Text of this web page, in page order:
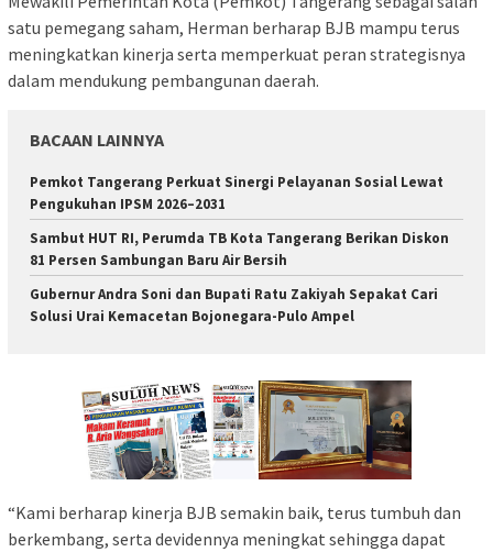
satu pemegang saham, Herman berharap BJB mampu terus
meningkatkan kinerja serta memperkuat peran strategisnya
dalam mendukung pembangunan daerah.
BACAAN LAINNYA
Pemkot Tangerang Perkuat Sinergi Pelayanan Sosial Lewat
Pengukuhan IPSM 2026–2031
Sambut HUT RI, Perumda TB Kota Tangerang Berikan Diskon
81 Persen Sambungan Baru Air Bersih
Gubernur Andra Soni dan Bupati Ratu Zakiyah Sepakat Cari
Solusi Urai Kemacetan Bojonegara-Pulo Ampel
“Kami berharap kinerja BJB semakin baik, terus tumbuh dan
berkembang, serta devidennya meningkat sehingga dapat